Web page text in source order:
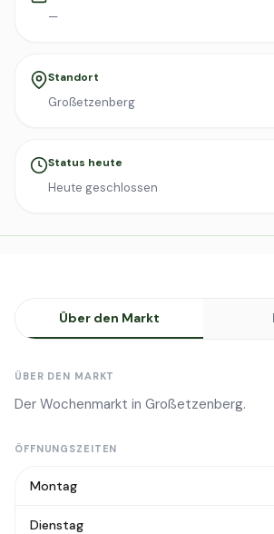
—
Standort
Großetzenberg
Status heute
Heute geschlossen
Über den Markt
ÜBER DEN MARKT
Der Wochenmarkt in Großetzenberg.
ÖFFNUNGSZEITEN
Montag
Dienstag